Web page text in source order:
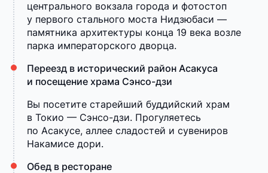
центрального вокзала города и фотостоп
у первого стального моста Нидзюбаси —
памятника архитектуры конца 19 века возле
парка императорского дворца.
Переезд в исторический район Асакуса
и посещение храма Сэнсо-дзи
Вы посетите старейший буддийский храм
в Токио — Сэнсо-дзи. Прогуляетесь
по Асакусе, аллее сладостей и сувениров
Накамисе дори.
Обед в ресторане